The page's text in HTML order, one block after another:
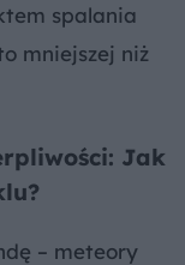
spalania
mniejszej niż
Jak
– meteory